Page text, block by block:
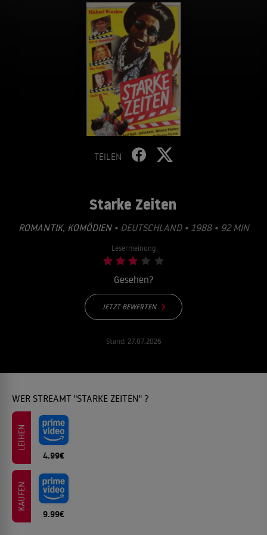
TEILEN
Starke Zeiten
ROMANTIK, KOMÖDIEN• DEUTSCHLAND • 1988 • 92 MIN
Lesermeinung
Gesehen?
JETZT BEWERTEN
Stand: 27.07.2026
WER STREAMT "STARKE ZEITEN" ?
LEIHEN
4.99€
KAUFEN
9.99€